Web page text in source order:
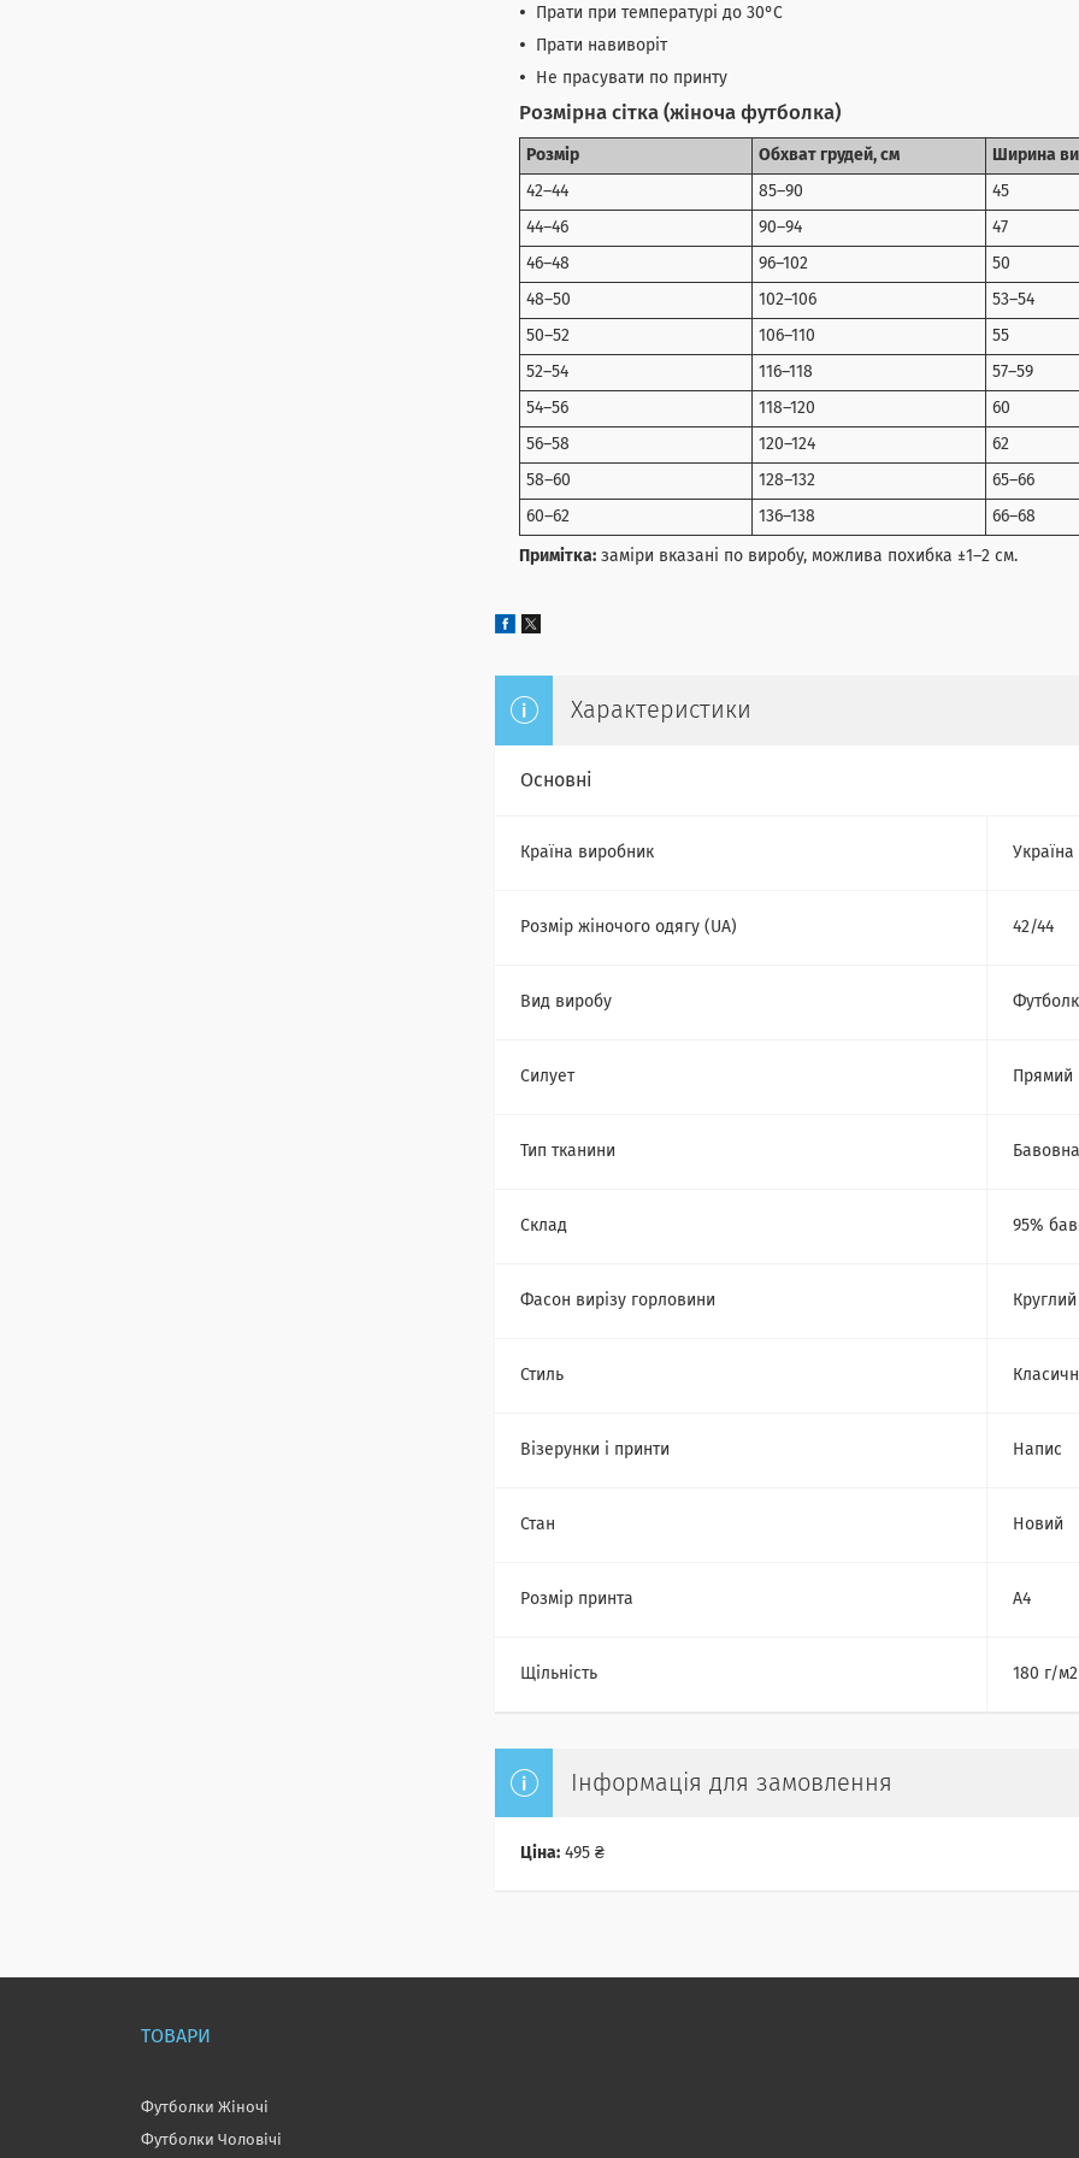
Прати при температурі до 30°C
Прати навиворіт
Не прасувати по принту
Розмірна сітка (жіноча футболка)
Розмір Обхват грудей, см Ширина
42–44 85–90 45
44–46 90–94 47
46–48 96–102 50
48–50 102–106 53–54
50–52 106–110 55
52–54 116–118 57–59
54–56 118–120 60
56–58 120–124 62
58–60 128–132 65–66
60–62 136–138 66–68
Примітка: заміри вказані по виробу, можлива похибка ±1–2 см.
Характеристики
Основні
Країна виробник Україна
Розмір жіночого одягу (UA) 42/44
Вид виробу
Силует Прямий
Тип тканини Бавовна
Склад 95%
Фасон вирізу горловини Круглий
Стиль
Візерунки і принти Напис
Стан Новий
Розмір принта А4
Щільність 180 г/м2
Інформація для замовлення
Ціна: 495 ₴
ТОВАРИ
Футболки Жіночі
Футболки Чоловічі